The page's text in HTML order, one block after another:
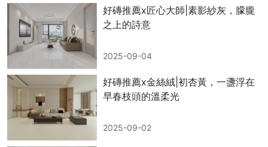
好磚推薦x匠心大師|素影紗灰，朦朧
之上的詩意
2025-09-04
好磚推薦x金絲絨|初杏黃，一盞浮在
早春枝頭的溫柔光
2025-09-02